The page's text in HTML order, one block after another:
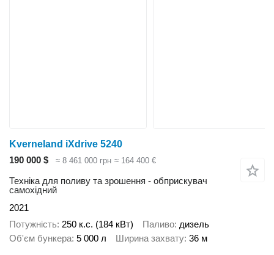
Kverneland iXdrive 5240
190 000 $
≈ 8 461 000 грн ≈ 164 400 €
Техніка для поливу та зрошення - обприскувач
самохідний
2021
Потужність 250 к.с. (184 кВт) Паливо дизель
Об'єм бункера 5 000 л Ширина захвату 36 м